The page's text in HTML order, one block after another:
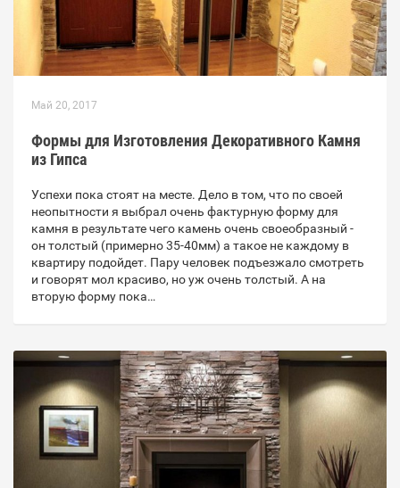
Май 20, 2017
Формы для Изготовления Декоративного Камня
из Гипса
Успехи пока стоят на месте. Дело в том, что по своей
неопытности я выбрал очень фактурную форму для
камня в результате чего камень очень своеобразный -
он толстый (примерно 35-40мм) а такое не каждому в
квартиру подойдет. Пару человек подъезжало смотреть
и говорят мол красиво, но уж очень толстый. А на
вторую форму пока…